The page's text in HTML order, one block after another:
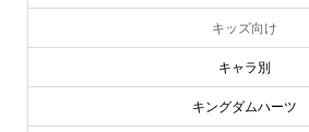
キッズ向け
キャラ別
キングダムハーツ